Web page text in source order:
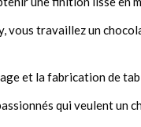
vous travaillez un
et la fabrication de
qui veulent